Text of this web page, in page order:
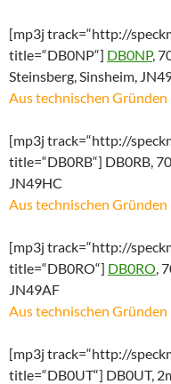
[mp3j track=“http://
title=“DB0NP“] DB0NP,
Steinsberg, Sinsheim,
Aus technischen
[mp3j track=“http://
title=“DB0RB“] DB0RB,
JN49HC
Aus technischen
[mp3j track=“http://
title=“DB0RO“] DB0RO,
JN49AF
Aus technischen
[mp3j track=“http://
title=“DB0UT“] DB0UT,